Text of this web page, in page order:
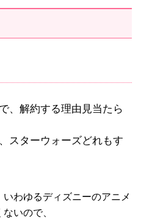
、解約する理由見当たら
スターウォーズどれもす
わゆるディズニーのアニメ
いので、